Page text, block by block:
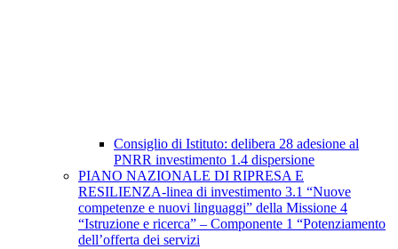
Consiglio di Istituto: delibera 28 adesione al
PNRR investimento 1.4 dispersione
PIANO NAZIONALE DI RIPRESA E
RESILIENZA-linea di investimento 3.1 “Nuove
competenze e nuovi linguaggi” della Missione 4
“Istruzione e ricerca” – Componente 1 “Potenziamento
dell’offerta dei servizi